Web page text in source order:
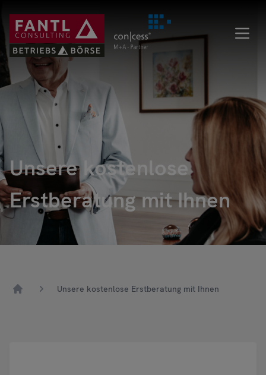
zum
Inhalt
Unsere kostenlose
Erstberatung mit Ihnen
Unsere kostenlose Erstberatung mit Ihnen